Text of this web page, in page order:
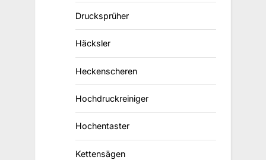
Drucksprüher
Häcksler
Heckenscheren
Hochdruckreiniger
Hochentaster
Kettensägen